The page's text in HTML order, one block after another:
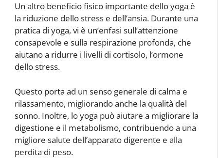
Un altro beneficio fisico importante dello yoga è
la riduzione dello stress e dell’ansia. Durante una
pratica di yoga, vi è un’enfasi sull’attenzione
consapevole e sulla respirazione profonda, che
aiutano a ridurre i livelli di cortisolo, l’ormone
dello stress.
Questo porta ad un senso generale di calma e
rilassamento, migliorando anche la qualità del
sonno. Inoltre, lo yoga può aiutare a migliorare la
digestione e il metabolismo, contribuendo a una
migliore salute dell’apparato digerente e alla
perdita di peso.